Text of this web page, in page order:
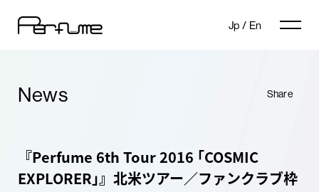
Jp / En
News Share
『Perfume 6th Tour 2016 ｢COSMIC
EXPLORER｣』北米ツアー／ファンクラブ枠